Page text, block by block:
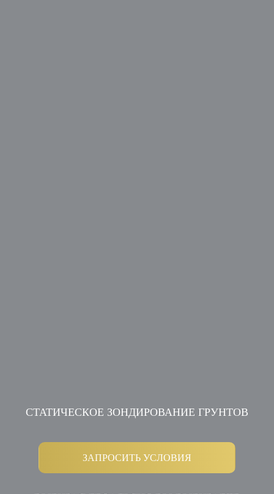
СТАТИЧЕСКОЕ ЗОНДИРОВАНИЕ ГРУНТОВ
ЗАПРОСИТЬ УСЛОВИЯ